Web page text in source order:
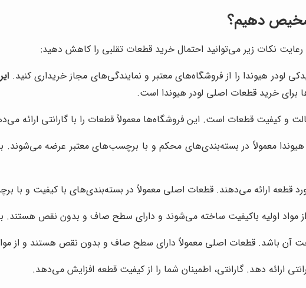
دهیم؟
نکات زیر می‌توانید احتمال خرید قطعات تقلبی را کاهش دهید:
لودر هیوندا را از فروشگاه‌های معتبر و نمایندگی‌های مجاز خریداری کنید.
برای خرید قطعات اصلی لودر هیوندا است.
و کیفیت قطعات است. این فروشگاه‌ها معمولاً قطعات را با گارانتی ارائه
معمولاً در بسته‌بندی‌های محکم و با برچسب‌های معتبر عرضه
قطعه ارائه می‌دهند. قطعات اصلی معمولاً در بسته‌بندی‌های با کیفیت و با
از مواد اولیه باکیفیت ساخته می‌شوند و دارای سطح صاف و بدون نقص هستند.
آن باشد. قطعات اصلی معمولاً دارای سطح صاف و بدون نقص هستند و از
ارائه دهد. گارانتی، اطمینان شما را از کیفیت قطعه افزایش می‌دهد.